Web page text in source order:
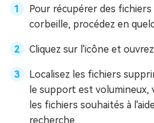
Pour récupérer des fichiers
corbeille, procédez en
Cliquez sur l'icône et
Localisez les fichiers
le support est volumineux,
les fichiers souhaités à
recherche.